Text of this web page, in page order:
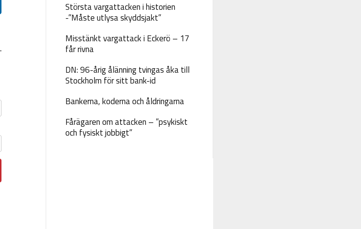
Största vargattacken i historien
-”Måste utlysa skyddsjakt”
Misstänkt vargattack i Eckerö – 17
får rivna
DN: 96-årig ålänning tvingas åka till
Stockholm för sitt bank-id
Bankerna, koderna och åldringarna
Fårägaren om attacken – ”psykiskt
och fysiskt jobbigt”